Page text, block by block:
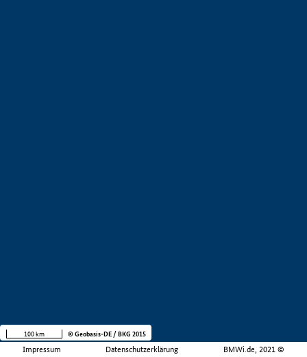
Impressum Datenschutzerklärung BMWi.de, 2021 ©
100 km © Geobasis-DE / BKG 2015